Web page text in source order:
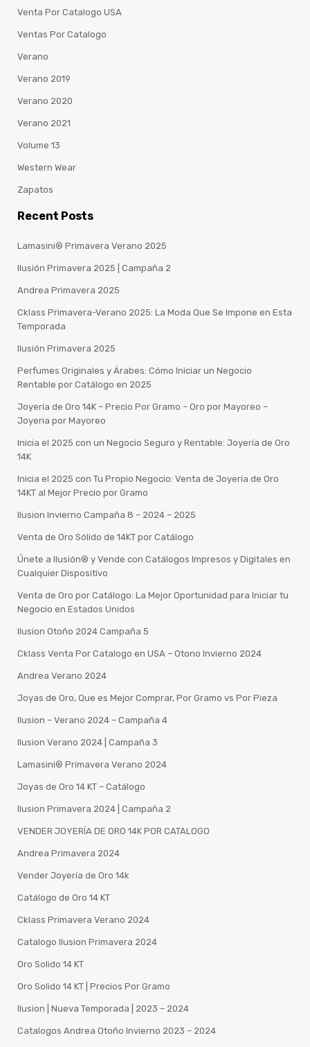
Venta Por Catalogo USA
Ventas Por Catalogo
Verano
Verano 2019
Verano 2020
Verano 2021
Volume 13
Western Wear
Zapatos
Recent Posts
Lamasini® Primavera Verano 2025
Ilusión Primavera 2025 | Campaña 2
Andrea Primavera 2025
Cklass Primavera-Verano 2025: La Moda Que Se Impone en Esta
Temporada
Ilusión Primavera 2025
Perfumes Originales y Árabes: Cómo Iniciar un Negocio
Rentable por Catálogo en 2025
Joyería de Oro 14K – Precio Por Gramo – Oro por Mayoreo –
Joyeria por Mayoreo
Inicia el 2025 con un Negocio Seguro y Rentable: Joyería de Oro
14K
Inicia el 2025 con Tu Propio Negocio: Venta de Joyería de Oro
14KT al Mejor Precio por Gramo
Ilusion Invierno Campaña 8 – 2024 – 2025
Venta de Oro Sólido de 14KT por Catálogo
Únete a Ilusión® y Vende con Catálogos Impresos y Digitales en
Cualquier Dispositivo
Venta de Oro por Catálogo: La Mejor Oportunidad para Iniciar tu
Negocio en Estados Unidos
Ilusion Otoño 2024 Campaña 5
Cklass Venta Por Catalogo en USA – Otono Invierno 2024
Andrea Verano 2024
Joyas de Oro, Que es Mejor Comprar, Por Gramo vs Por Pieza
Ilusion – Verano 2024 – Campaña 4
Ilusion Verano 2024 | Campaña 3
Lamasini®️ Primavera Verano 2024
Joyas de Oro 14 KT – Catálogo
Ilusion Primavera 2024 | Campaña 2
VENDER JOYERÍA DE ORO 14K POR CATALOGO
Andrea Primavera 2024
Vender Joyería de Oro 14k
Catálogo de Oro 14 KT
Cklass Primavera Verano 2024
Catalogo Ilusion Primavera 2024
Oro Solido 14 KT
Oro Solido 14 KT | Precios Por Gramo
Ilusion | Nueva Temporada | 2023 – 2024
Catalogos Andrea Otoño Invierno 2023 – 2024